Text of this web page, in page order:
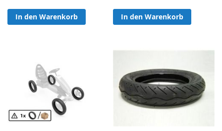
In den Warenkorb In den Warenkorb